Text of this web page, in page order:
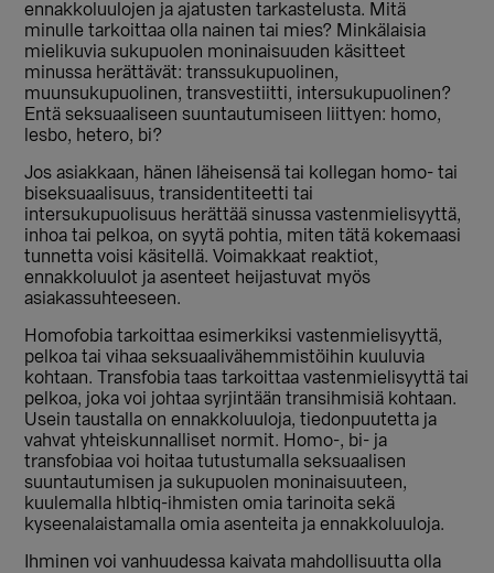
ennakkoluulojen ja ajatusten tarkastelusta. Mitä
minulle tarkoittaa olla nainen tai mies? Minkälaisia
mielikuvia sukupuolen moninaisuuden käsitteet
minussa herättävät: transsukupuolinen,
muunsukupuolinen, transvestiitti, intersukupuolinen?
Entä seksuaaliseen suuntautumiseen liittyen: homo,
lesbo, hetero, bi?
Jos asiakkaan, hänen läheisensä tai kollegan homo- tai
biseksuaalisuus, transidentiteetti tai
intersukupuolisuus herättää sinussa vastenmielisyyttä,
inhoa tai pelkoa, on syytä pohtia, miten tätä kokemaasi
tunnetta voisi käsitellä. Voimakkaat reaktiot,
ennakkoluulot ja asenteet heijastuvat myös
asiakassuhteeseen.
Homofobia tarkoittaa esimerkiksi vastenmielisyyttä,
pelkoa tai vihaa seksuaalivähemmistöihin kuuluvia
kohtaan. Transfobia taas tarkoittaa vastenmielisyyttä tai
pelkoa, joka voi johtaa syrjintään transihmisiä kohtaan.
Usein taustalla on ennakkoluuloja, tiedonpuutetta ja
vahvat yhteiskunnalliset normit. Homo-, bi- ja
transfobiaa voi hoitaa tutustumalla seksuaalisen
suuntautumisen ja sukupuolen moninaisuuteen,
kuulemalla hlbtiq-ihmisten omia tarinoita sekä
kyseenalaistamalla omia asenteita ja ennakkoluuloja.
Ihminen voi vanhuudessa kaivata mahdollisuutta olla